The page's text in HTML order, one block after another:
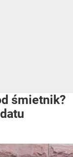
śmietnik?